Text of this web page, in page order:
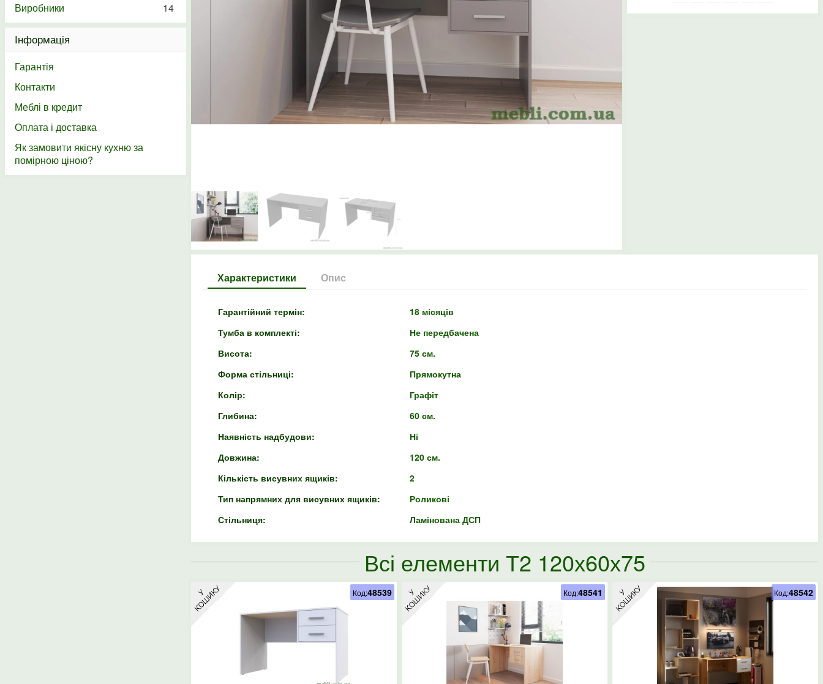
Характеристики Опис
Гарантійний термін:
18 місяців
Тумба в комплекті:
Не передбачена
Висота:
75 см.
Форма стільниці:
Прямокутна
Колір:
Графіт
Глибина:
60 см.
Наявність надбудови:
Ні
Довжина:
120 см.
Кількість висувних ящиків:
2
Тип напрямних для висувних ящиків:
Роликові
Стільниця:
Ламінована ДСП
Всі елементи Т2 120х60х75
Код:48539 Код:48541 Код:48542
Виробники
14
Інформація
Гарантія
Контакти
Меблі в кредит
Оплата і доставка
Як замовити якісну кухню за
помірною ціною?